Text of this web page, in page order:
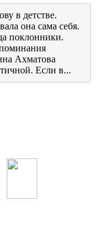
в детстве.
она сама себя.
поклонники.
Ахматова
Если в...